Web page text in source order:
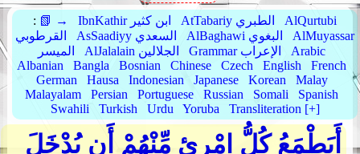
: 📗 → IbnKathir ابن كثير AtTabariy الطبري
AlQurtubi
القرطوبي
AsSaadiyy السعدي AlBaghawi البغوي
AlMuyassar
الميسر
AlJalalain الجلالين Grammar الإعراب
Arabic
Albanian
Bangla Bosnian Chinese Czech English
French
German
Hausa Indonesian Japanese Korean
Malay
Malayalam
Persian Portuguese Russian Somali
Spanish
Swahili
Turkish Urdu Yoruba Transliteration [+]
أَيَطْمَعُ كُلُّ امْرِئٍ مِّنْهُمْ أَن يُدْخَلَ